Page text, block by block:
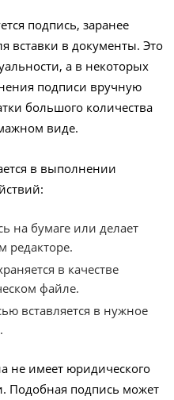
подпись, заранее
вставки в документы. Это
а в некоторых
подписи вручную
большого количества
виде.
в выполнении
на бумаге или делает
редакторе.
в качестве
файле.
вставляется в нужное
не имеет юридического
Подобная подпись может